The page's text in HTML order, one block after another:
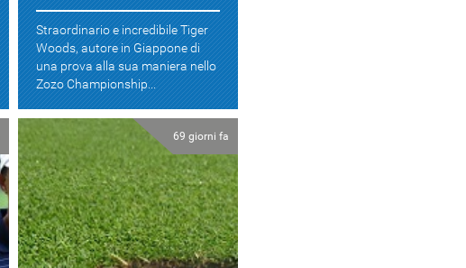
Straordinario e incredibile Tiger
Woods, autore in Giappone di
una prova alla sua maniera nello
Zozo Championship...
69 giorni fa